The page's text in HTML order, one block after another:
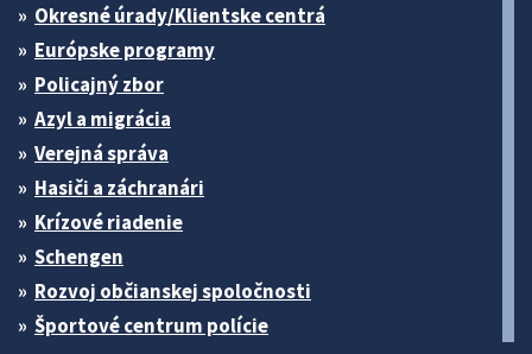
Okresné úrady/Klientske centrá
Európske programy
Policajný zbor
Azyl a migrácia
Verejná správa
Hasiči a záchranári
Krízové riadenie
Schengen
Rozvoj občianskej spoločnosti
Športové centrum polície